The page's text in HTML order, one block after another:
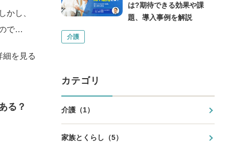
かし、
で…
細を見る
る？
は?期待できる効果や課
題、導入事例を解説
介護
カテゴリ
介護（1）
家族とくらし（5）